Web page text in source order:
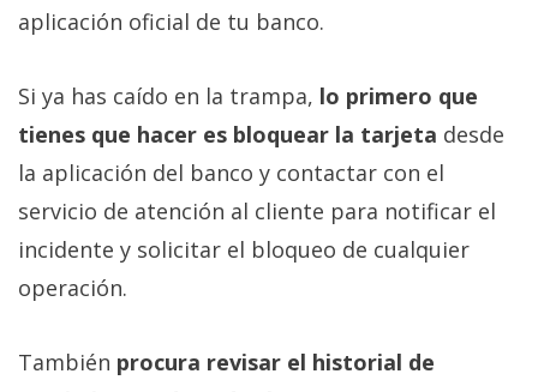
aplicación oficial de tu banco.
Si ya has caído en la trampa, lo primero que
tienes que hacer es bloquear la tarjeta desde
la aplicación del banco y contactar con el
servicio de atención al cliente para notificar el
incidente y solicitar el bloqueo de cualquier
operación.
También procura revisar el historial de